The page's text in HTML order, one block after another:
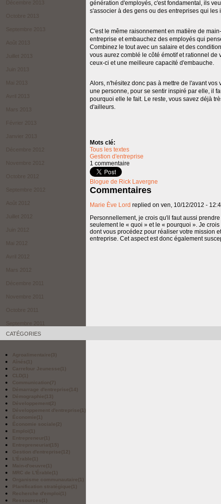
génération d'employés, c'est fondamental, ils
s'associer à des gens ou des entreprises qui les
C'est le même raisonnement en matière de
entreprise et embauchez des employés qui
Combinez le tout avec un salaire et des
vous aurez comblé le côté émotif et rationnel
ceux-ci et une meilleure capacité d'embauche.
Alors, n'hésitez donc pas à mettre de l'avant
une personne, pour se sentir inspiré par elle, il
pourquoi elle le fait. Le reste, vous savez déjà
d'ailleurs.
Mots clé:
Tous les textes
Gestion d'entreprise
1 commentaire
Blogue de Rick Lavergne
Commentaires
Marie Ève Lord replied on ven, 10/12/2012 -
Personnellement, je crois qu'il faut aussi
seulement le « quoi » et le « pourquoi ». Je
dont vous procédez pour réaliser votre mission
entreprise. Cet aspect est donc également
Décembre 2013
Octobre 2013
Septembre 2013
Août 2013
Juillet 2013
Juin 2013
Mai 2013
Avril 2013
Mars 2013
Février 2013
Janvier 2013
Décembre 2012
Novembre 2012
Octobre 2012
Septembre 2012
Août 2012
Juillet 2012
Juin 2012
Mai 2012
Avril 2012
Mars 2012
Décembre 2011
Novembre 2011
Octobre 2011
Septembre 2011
CATÉGORIES
Agroalimentaire(3)
Aînés(1)
Carrefour Jeunesse(1)
CLD(1)
Communication(7)
Démarrage d'entreprise(14)
Démographie(13)
Développement(2)
Développement d'entreprise(1)
Économie(1)
Économie sociale(2)
Emploi(1)
Entrepreneur (1)
Entrepreneuriat(15)
Gestion d'entreprise(12)
L'Érable(1)
Main-d'oeuvre(1)
MRC de L'Érable(1)
Organisme communautaire(1)
Planification stratégique(1)
Recherche d'emploi(1)
Ressources(1)